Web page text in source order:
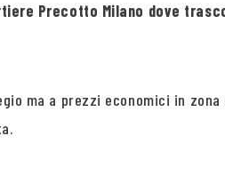
Precotto Milano dove
ma a prezzi economici in